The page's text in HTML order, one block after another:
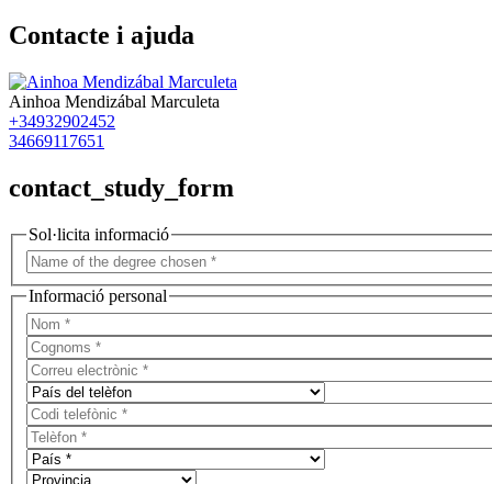
Contacte i ajuda
Ainhoa Mendizábal Marculeta
+34932902452
34669117651
contact_study_form
Sol·licita informació
Informació personal